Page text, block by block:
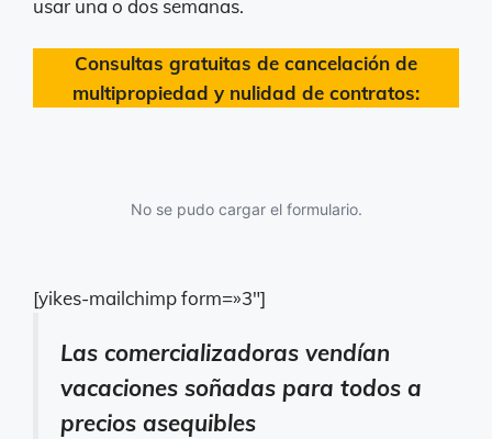
usar una o dos semanas.
Consultas gratuitas de cancelación de
multipropiedad y nulidad de contratos:
No se pudo cargar el formulario.
[yikes-mailchimp form=»3″]
Las comercializadoras vendían
vacaciones soñadas para todos a
precios asequibles